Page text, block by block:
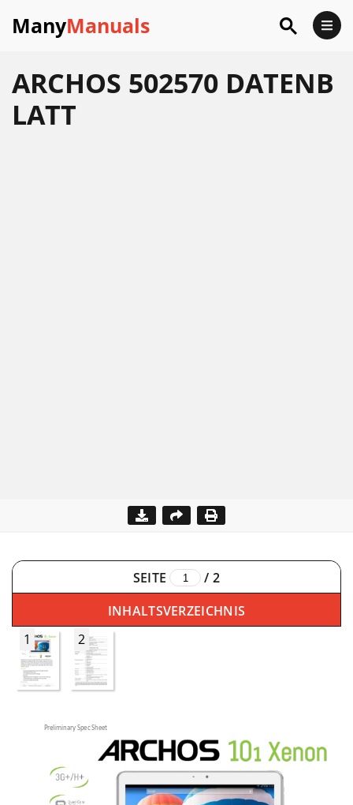
ManyManuals
ARCHOS 502570 DATENB
LATT
SEITE / 2
INHALTSVERZEICHNIS
1
2
Preliminary Spec Sheet